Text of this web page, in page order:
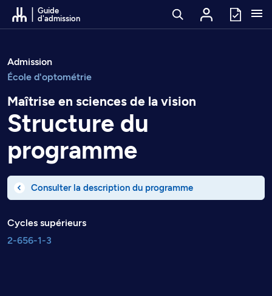
Passer au contenu
Guide
d'admission
Admission
École d'optométrie
Maîtrise en sciences de la vision
Structure du
programme
Consulter la description du programme
Cycles supérieurs
2-656-1-3